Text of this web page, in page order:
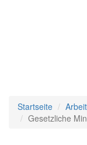
Startseite
Gesetzliche